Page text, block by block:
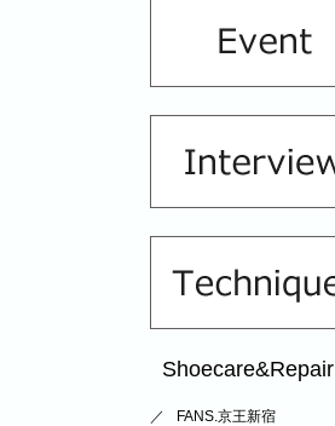
Shoecare&Repair
FANS.京王新宿